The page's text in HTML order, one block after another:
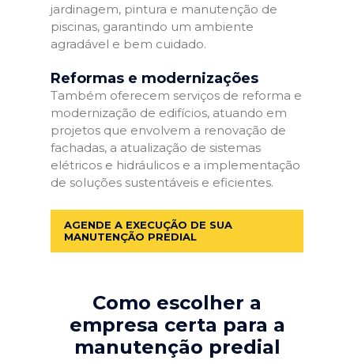
jardinagem, pintura e manutenção de
piscinas, garantindo um ambiente
agradável e bem cuidado.
Reformas e modernizações
Também oferecem serviços de reforma e
modernização de edifícios, atuando em
projetos que envolvem a renovação de
fachadas, a atualização de sistemas
elétricos e hidráulicos e a implementação
de soluções sustentáveis e eficientes.
AGENDE A EXECUÇÃO DE SUA
MANUTENÇÃO PREDIAL
Como escolher a
empresa certa para a
manutenção predial